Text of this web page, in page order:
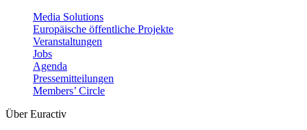
Media Solutions
Europäische öffentliche Projekte
Veranstaltungen
Jobs
Agenda
Pressemitteilungen
Members’ Circle
Über Euractiv